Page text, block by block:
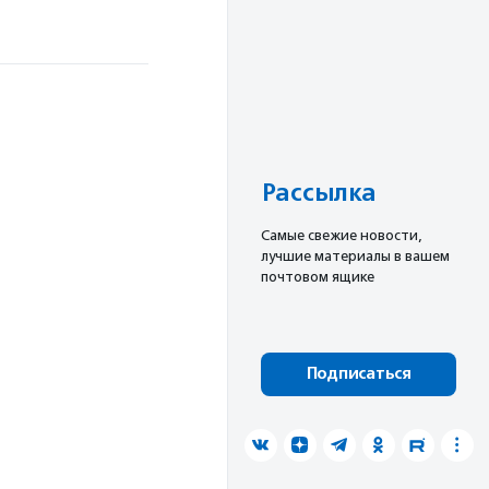
Рассылка
Cамые свежие новости,
лучшие материалы в вашем
почтовом ящике
Подписаться